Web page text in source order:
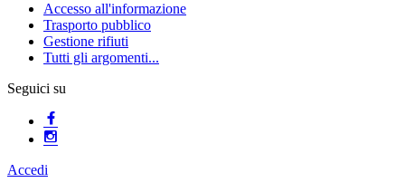
Accesso all'informazione
Trasporto pubblico
Gestione rifiuti
Tutti gli argomenti...
Seguici su
Accedi